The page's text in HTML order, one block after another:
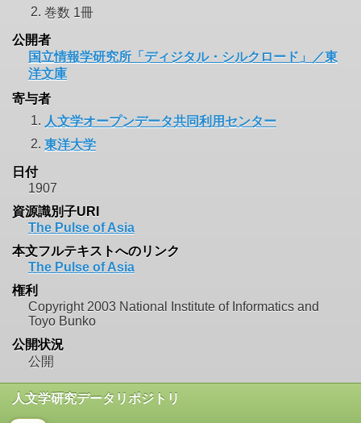
2. 巻数 1冊
公開者
国立情報学研究所「ディジタル・シルクロード」／東
洋文庫
寄与者
1. 人文学オープンデータ共同利用センター
2. 東洋大学
日付
1907
資源識別子URI
The Pulse of Asia
本文フルテキストへのリンク
The Pulse of Asia
権利
Copyright 2003 National Institute of Informatics and
Toyo Bunko
公開状況
公開
人文学研究データリポジトリ